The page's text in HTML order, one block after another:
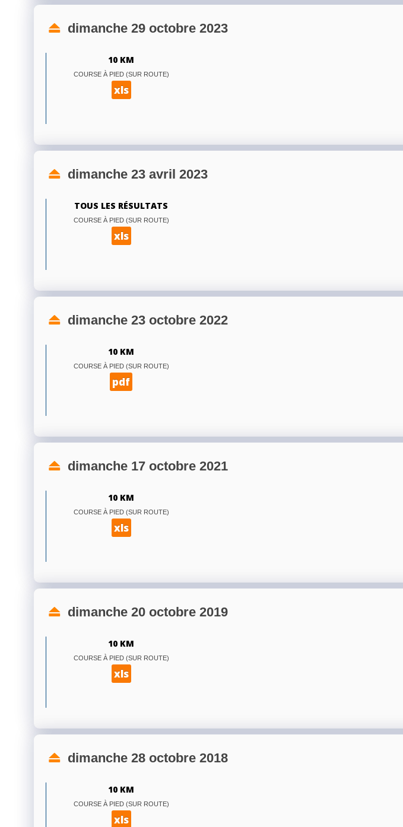
dimanche 29 octobre 2023
10 KM
COURSE À PIED (SUR ROUTE)
xls
dimanche 23 avril 2023
TOUS LES RÉSULTATS
COURSE À PIED (SUR ROUTE)
xls
dimanche 23 octobre 2022
10 KM
COURSE À PIED (SUR ROUTE)
pdf
dimanche 17 octobre 2021
10 KM
COURSE À PIED (SUR ROUTE)
xls
dimanche 20 octobre 2019
10 KM
COURSE À PIED (SUR ROUTE)
xls
dimanche 28 octobre 2018
10 KM
COURSE À PIED (SUR ROUTE)
xls